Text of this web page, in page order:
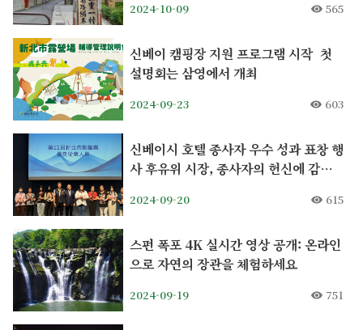
2024-10-09 565
신베이 캠핑장 지원 프로그램 시작 첫
설명회는 삼영에서 개최
2024-09-23 603
신베이시 호텔 종사자 우수 성과 표창 행
사 후유위 시장, 종사자의 헌신에 감사
2024-09-20 615
스펀 폭포 4K 실시간 영상 공개: 온라인
으로 자연의 장관을 체험하세요
2024-09-19 751